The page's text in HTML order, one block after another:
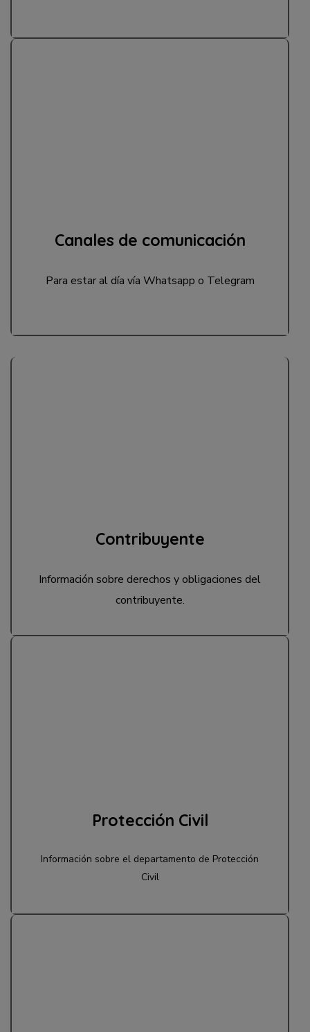
Canales de comunicación
Para estar al día vía Whatsapp o Telegram
Contribuyente
Información sobre derechos y obligaciones del
contribuyente.
Protección Civil
Información sobre el departamento de Protección
Civil